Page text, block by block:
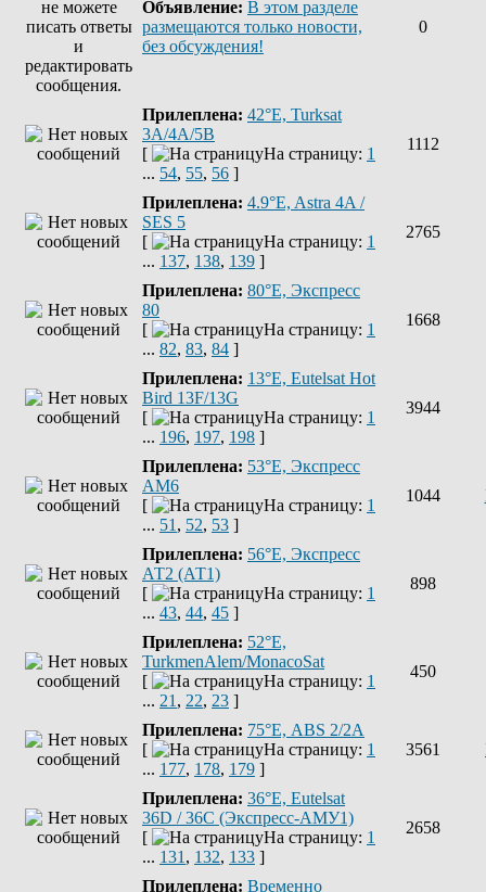
Объявление: В этом разделе
размещаются только новости,
без обсуждения!
0
Прилеплена: 42°E, Turksat
3A/4A/5B
[
На страницу: 1
... 54, 55, 56 ]
1112
Прилеплена: 4.9°E, Astra 4A /
SES 5
[
На страницу: 1
... 137, 138, 139 ]
2765
Прилеплена: 80°E, Экспресс
80
[
На страницу: 1
... 82, 83, 84 ]
1668
Прилеплена: 13°E, Eutelsat Hot
Bird 13F/13G
[
На страницу: 1
... 196, 197, 198 ]
3944
Прилеплена: 53°E, Экспресс
AM6
[
На страницу: 1
... 51 , 52, 53 ]
1044
Прилеплена: 56°E, Экспресс
АТ2 (АТ1)
[
На страницу: 1
... 43, 44, 45 ]
898
Прилеплена: 52°E,
TurkmenAlem/MonacoSat
[
На страницу: 1
... 21 , 22, 23 ]
450
Прилеплена: 75°Е, ABS 2/2A
[
На страницу: 1
... 177, 178, 179 ]
3561
Прилеплена: 36°E, Eutelsat
36D / 36C (Экспресс-АМУ1)
[
На страницу: 1
... 131 , 132, 133 ]
2658
Прилеплена: Временно